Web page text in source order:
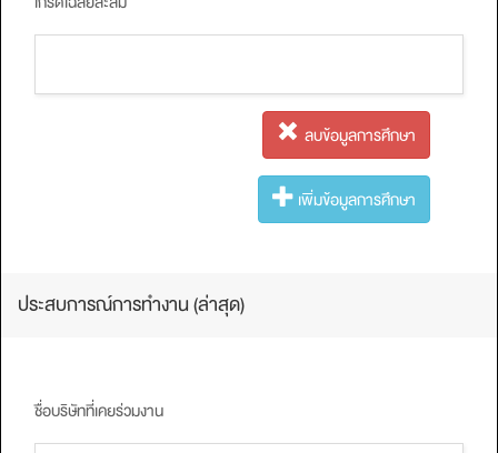
ลบข้อมูลการศึกษา
เพิ่มข้อมูลการศึกษา
ประสบการณ์การทํางาน (ล่าสุด)
ชื่อบริษัทที่เคยร่วมงาน